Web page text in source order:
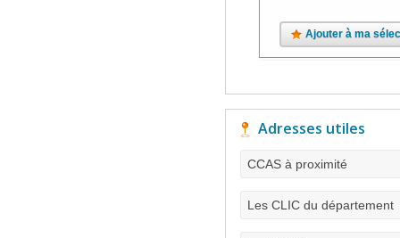
Ajouter à ma
Adresses utiles
CCAS à proximité
Les CLIC du département